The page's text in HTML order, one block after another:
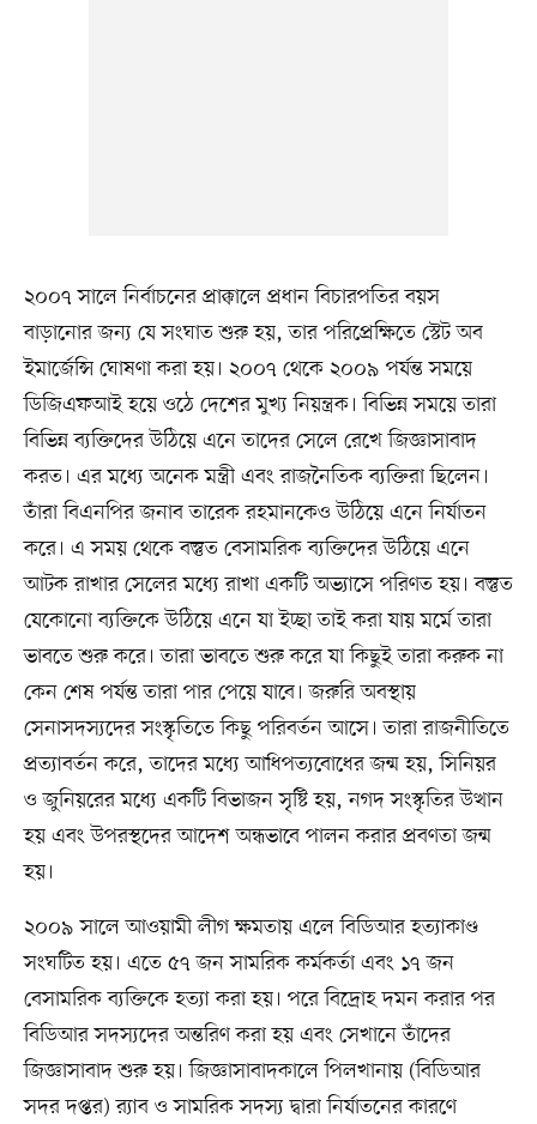
২০০৭ সালে নির্বাচনের প্রাক্কালে প্রধান বিচারপতির বয়স
বাড়ানোর জন্য যে সংঘাত শুরু হয়, তার পরিপ্রেক্ষিতে স্টেট অব
ইমার্জেন্সি ঘোষণা করা হয়। ২০০৭ থেকে ২০০৯ পর্যন্ত সময়ে
ডিজিএফআই হয়ে ওঠে দেশের মুখ্য নিয়ন্ত্রক। বিভিন্ন সময়ে তারা
বিভিন্ন ব্যক্তিদের উঠিয়ে এনে তাদের সেলে রেখে জিজ্ঞাসাবাদ
করত। এর মধ্যে অনেক মন্ত্রী এবং রাজনৈতিক ব্যক্তিরা ছিলেন।
তাঁরা বিএনপির জনাব তারেক রহমানকেও উঠিয়ে এনে নির্যাতন
করে। এ সময় থেকে বস্তুত বেসামরিক ব্যক্তিদের উঠিয়ে এনে
আটক রাখার সেলের মধ্যে রাখা একটি অভ্যাসে পরিণত হয়। বস্তুত
যেকোনো ব্যক্তিকে উঠিয়ে এনে যা ইচ্ছা তাই করা যায় মর্মে তারা
ভাবতে শুরু করে। তারা ভাবতে শুরু করে যা কিছুই তারা করুক না
কেন শেষ পর্যন্ত তারা পার পেয়ে যাবে। জরুরি অবস্থায়
সেনাসদস্যদের সংস্কৃতিতে কিছু পরিবর্তন আসে। তারা রাজনীতিতে
প্রত্যাবর্তন করে, তাদের মধ্যে আধিপত্যবোধের জন্ম হয়, সিনিয়র
ও জুনিয়রের মধ্যে একটি বিভাজন সৃষ্টি হয়, নগদ সংস্কৃতির উত্থান
হয় এবং উপরস্থদের আদেশ অন্ধভাবে পালন করার প্রবণতা জন্ম
হয়।
২০০৯ সালে আওয়ামী লীগ ক্ষমতায় এলে বিডিআর হত্যাকাণ্ড
সংঘটিত হয়। এতে ৫৭ জন সামরিক কর্মকর্তা এবং ১৭ জন
বেসামরিক ব্যক্তিকে হত্যা করা হয়। পরে বিদ্রোহ দমন করার পর
বিডিআর সদস্যদের অন্তরিণ করা হয় এবং সেখানে তাঁদের
জিজ্ঞাসাবাদ শুরু হয়। জিজ্ঞাসাবাদকালে পিলখানায় (বিডিআর
সদর দপ্তর) র‍্যাব ও সামরিক সদস্য দ্বারা নির্যাতনের কারণে